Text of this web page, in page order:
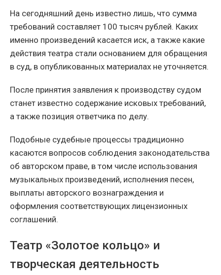
На сегодняшний день известно лишь, что сумма
требований составляет 100 тысяч рублей. Каких
именно произведений касается иск, а также какие
действия театра стали основанием для обращения
в суд, в опубликованных материалах не уточняется.
После принятия заявления к производству судом
станет известно содержание исковых требований,
а также позиция ответчика по делу.
Подобные судебные процессы традиционно
касаются вопросов соблюдения законодательства
об авторском праве, в том числе использования
музыкальных произведений, исполнения песен,
выплаты авторского вознаграждения и
оформления соответствующих лицензионных
соглашений.
Театр «Золотое кольцо» и
творческая деятельность